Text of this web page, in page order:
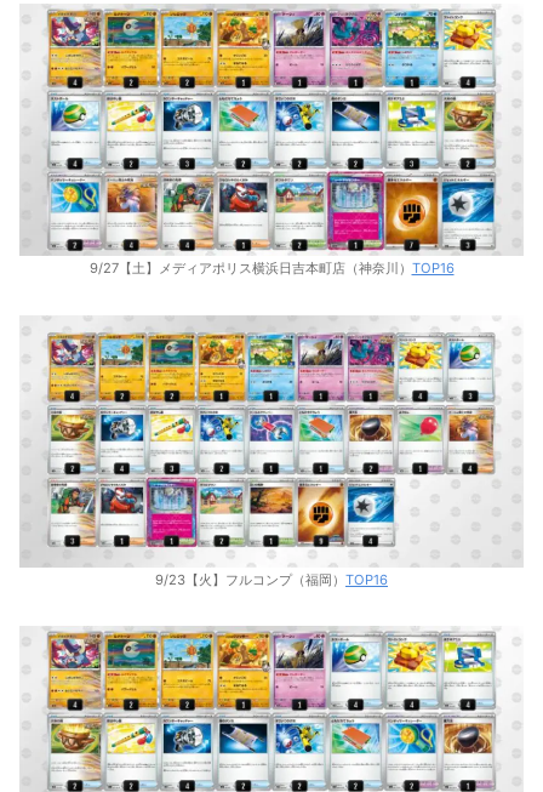
9/27【土】メディアポリス横浜日吉本町店（神奈川） TOP16
9/23【火】フルコンプ（福岡） TOP16